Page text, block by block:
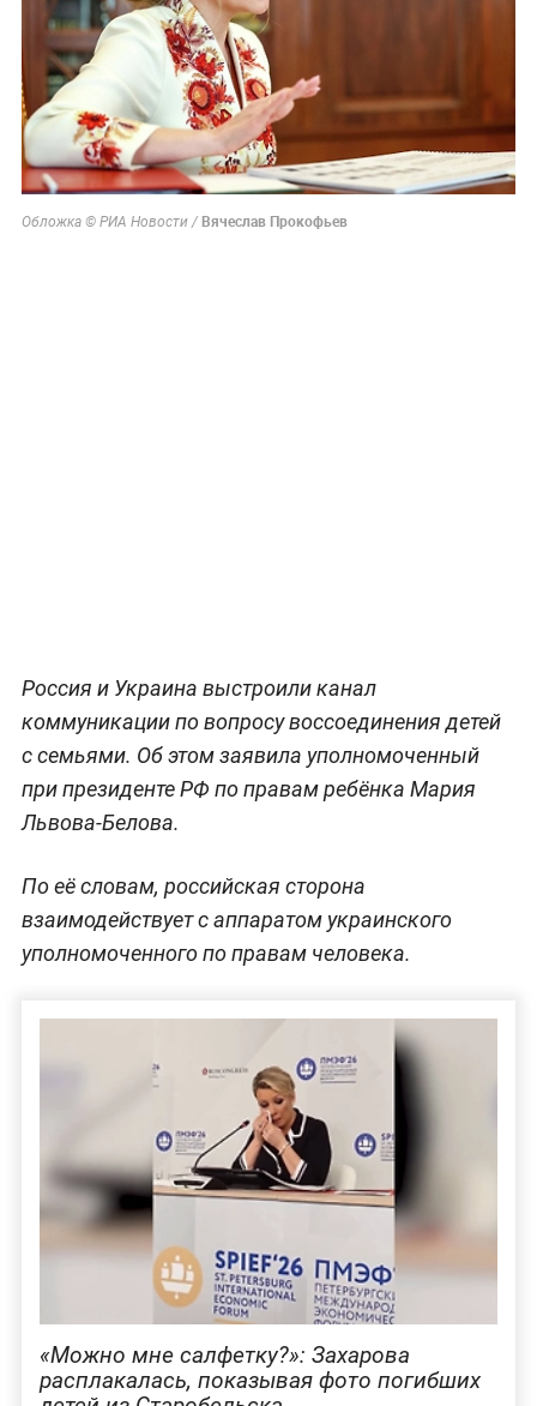
Обложка © РИА Новости / Вячеслав Прокофьев
Россия и Украина выстроили канал
коммуникации по вопросу воссоединения детей
с семьями. Об этом заявила уполномоченный
при президенте РФ по правам ребёнка Мария
Львова-Белова.
По её словам, российская сторона
взаимодействует с аппаратом украинского
уполномоченного по правам человека.
«Можно мне салфетку?»: Захарова
расплакалась, показывая фото погибших